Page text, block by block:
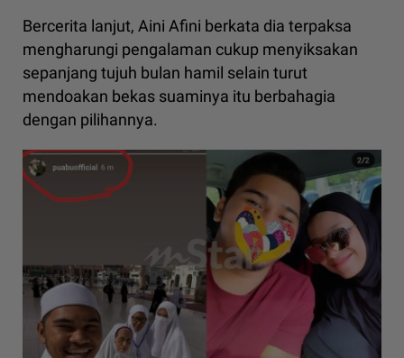
Bercerita lanjut, Aini Afini berkata dia terpaksa
mengharungi pengalaman cukup menyiksakan
sepanjang tujuh bulan hamil selain turut
mendoakan bekas suaminya itu berbahagia
dengan pilihannya.